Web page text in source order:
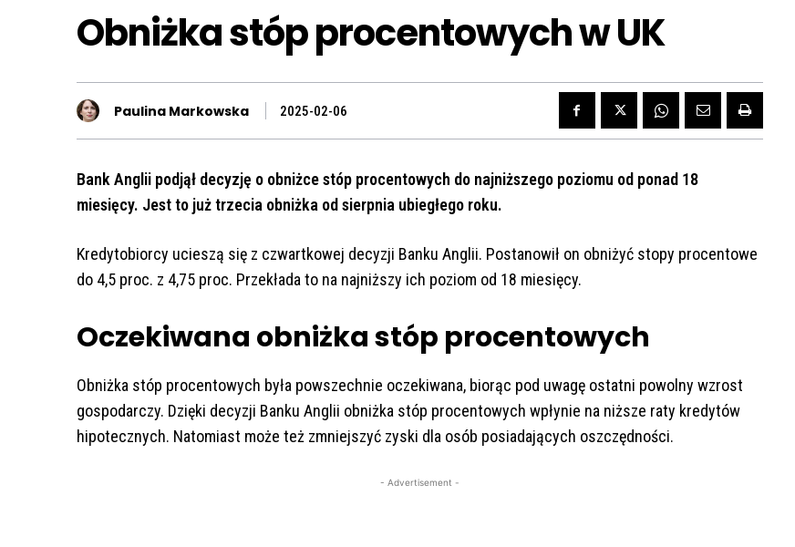
Obniżka stóp procentowych w UK
Paulina Markowska 2025-02-06
Bank Anglii podjął decyzję o obniżce stóp procentowych do najniższego poziomu od ponad 18
miesięcy. Jest to już trzecia obniżka od sierpnia ubiegłego roku.
Kredytobiorcy ucieszą się z czwartkowej decyzji Banku Anglii. Postanowił on obniżyć stopy procentowe
do 4,5 proc. z 4,75 proc. Przekłada to na najniższy ich poziom od 18 miesięcy.
Oczekiwana obniżka stóp procentowych
Obniżka stóp procentowych była powszechnie oczekiwana, biorąc pod uwagę ostatni powolny wzrost
gospodarczy. Dzięki decyzji Banku Anglii obniżka stóp procentowych wpłynie na niższe raty kredytów
hipotecznych. Natomiast może też zmniejszyć zyski dla osób posiadających oszczędności.
- Advertisement -